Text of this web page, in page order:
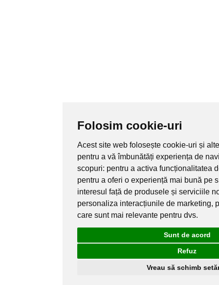
Folosim cookie-uri
Acest site web folosește cookie-uri și
pentru a vă îmbunătăți experiența de
scopuri: pentru a activa funcționalitatea
pentru a oferi o experiență mai bună pe
interesul față de produsele și serviciile
personaliza interacțiunile de marketing,
care sunt mai relevante pentru dvs.
Sunt de acord
Refuz
Vreau să schimb